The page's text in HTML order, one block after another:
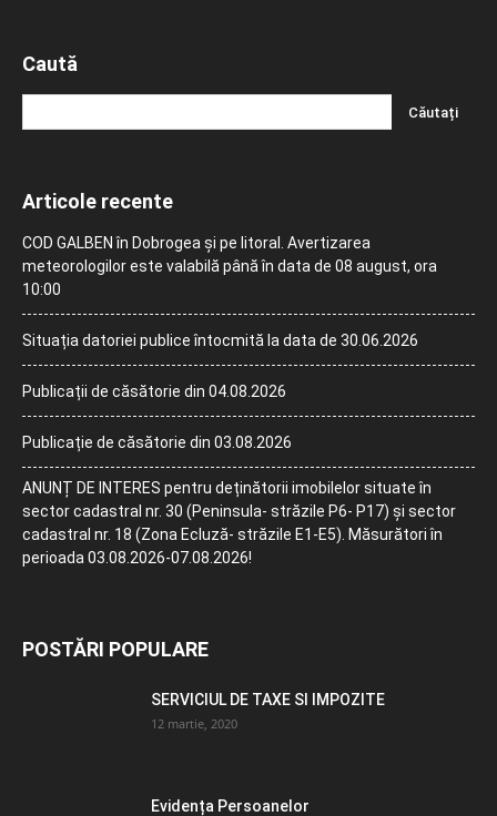
Caută
Articole recente
COD GALBEN în Dobrogea și pe litoral. Avertizarea
meteorologilor este valabilă până în data de 08 august, ora
10:00
Situația datoriei publice întocmită la data de 30.06.2026
Publicații de căsătorie din 04.08.2026
Publicație de căsătorie din 03.08.2026
ANUNȚ DE INTERES pentru deținătorii imobilelor situate în
sector cadastral nr. 30 (Peninsula- străzile P6- P17) și sector
cadastral nr. 18 (Zona Ecluză- străzile E1-E5). Măsurători în
perioada 03.08.2026-07.08.2026!
POSTĂRI POPULARE
SERVICIUL DE TAXE SI IMPOZITE
12 martie, 2020
Evidența Persoanelor